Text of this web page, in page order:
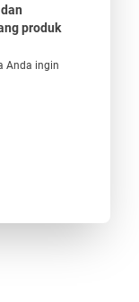
produk
Anda ingin